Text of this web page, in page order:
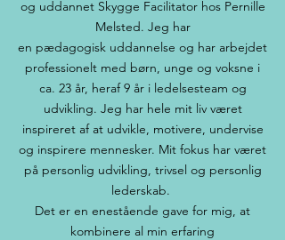
og uddannet Skygge Facilitator hos Pernille
Melsted. Jeg har
en pædagogisk uddannelse og har arbejdet
professionelt med børn, unge og voksne i
ca. 23 år, heraf 9 år i ledelsesteam og
udvikling. Jeg har hele mit liv været
inspireret af at udvikle, motivere, undervise
og inspirere mennesker. Mit fokus har været
på personlig udvikling, trivsel og personlig
lederskab.
Det er en enestående gave for mig, at
kombinere al min erfaring